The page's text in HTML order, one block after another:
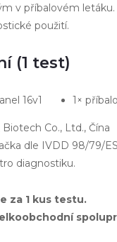
v příbalovém letáku.
použití.
(1 test)
16v1 1×
Co., Ltd., Čína
dle IVDD 98/79/
diagnostiku.
za 1 kus testu.